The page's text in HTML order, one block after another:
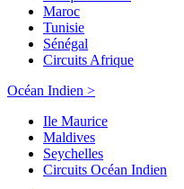
Maroc
Tunisie
Sénégal
Circuits Afrique
Océan Indien >
Ile Maurice
Maldives
Seychelles
Circuits Océan Indien